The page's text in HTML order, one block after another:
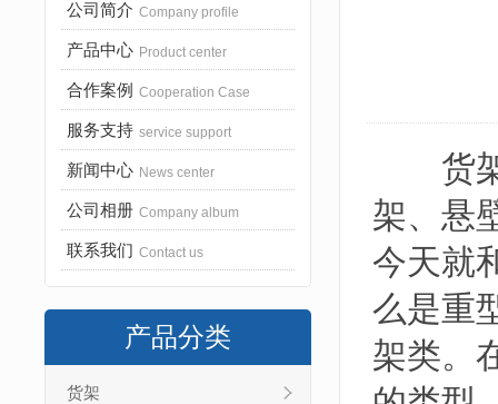
公司简介 Company profile
产品中心 Product center
合作案例 Cooperation Case
服务支持 service support
新闻中心 News center
公司相册 Company album
联系我们 Contact us
产品分类
货架
货架
架、悬
今天就
么是重
架类。